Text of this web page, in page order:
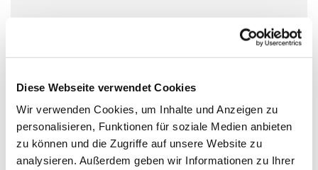
Diese Webseite verwendet Cookies
Wir verwenden Cookies, um Inhalte und Anzeigen zu
personalisieren, Funktionen für soziale Medien anbieten
zu können und die Zugriffe auf unsere Website zu
analysieren. Außerdem geben wir Informationen zu Ihrer